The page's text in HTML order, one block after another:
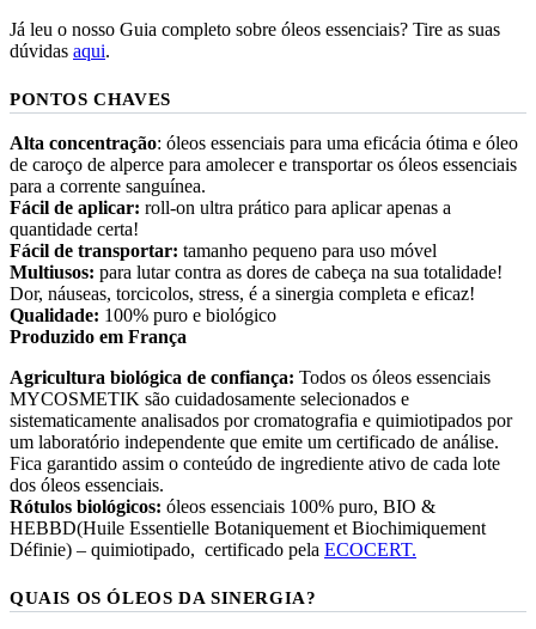
Já leu o nosso Guia completo sobre óleos essenciais? Tire as suas
dúvidas aqui.
PONTOS CHAVES
Alta concentração: óleos essenciais para uma eficácia ótima e óleo
de caroço de alperce para amolecer e transportar os óleos essenciais
para a corrente sanguínea.
Fácil de aplicar: roll-on ultra prático para aplicar apenas a
quantidade certa!
Fácil de transportar: tamanho pequeno para uso móvel
Multiusos: para lutar contra as dores de cabeça na sua totalidade!
Dor, náuseas, torcicolos, stress, é a sinergia completa e eficaz!
Qualidade: 100% puro e biológico
Produzido em França
Agricultura biológica de confiança: Todos os óleos essenciais
MYCOSMETIK são cuidadosamente selecionados e
sistematicamente analisados por cromatografia e quimiotipados por
um laboratório independente que emite um certificado de análise.
Fica garantido assim o conteúdo de ingrediente ativo de cada lote
dos óleos essenciais.
Rótulos biológicos: óleos essenciais 100% puro, BIO &
HEBBD(Huile Essentielle Botaniquement et Biochimiquement
Définie) – quimiotipado, certificado pela ECOCERT.
QUAIS OS ÓLEOS DA SINERGIA?